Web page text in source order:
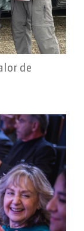
de